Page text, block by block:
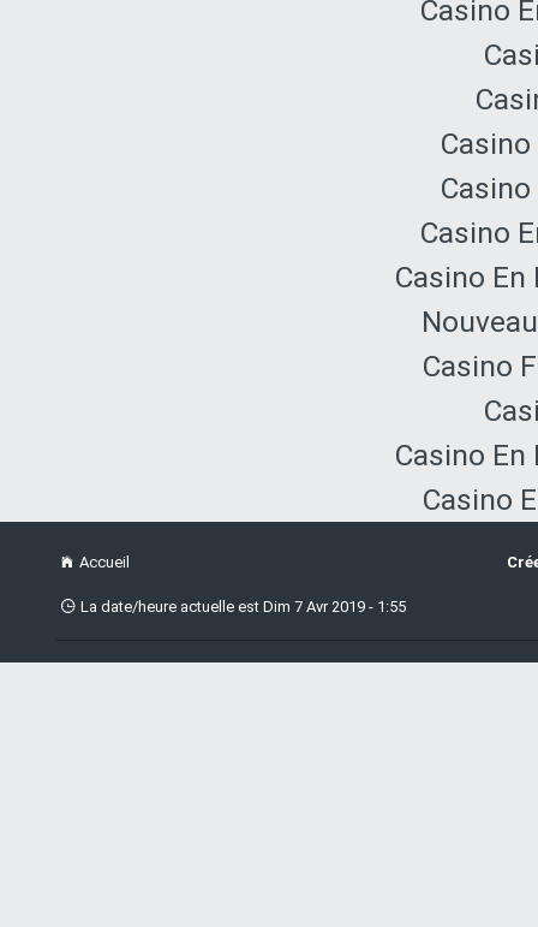
Casino
Casino
Casino En
Casino
Casino En
Casino
Accueil
La date/heure actuelle est Dim 7 Avr 2019 - 1:55